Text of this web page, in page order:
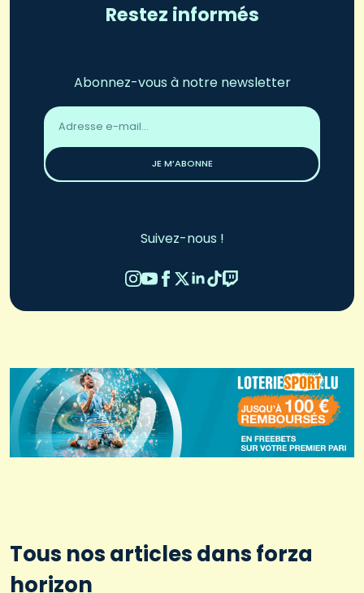
Restez informés
Abonnez-vous à notre newsletter
Adresse
email
JE M’ABONNE
Suivez-nous !
Tous nos articles dans forza
horizon